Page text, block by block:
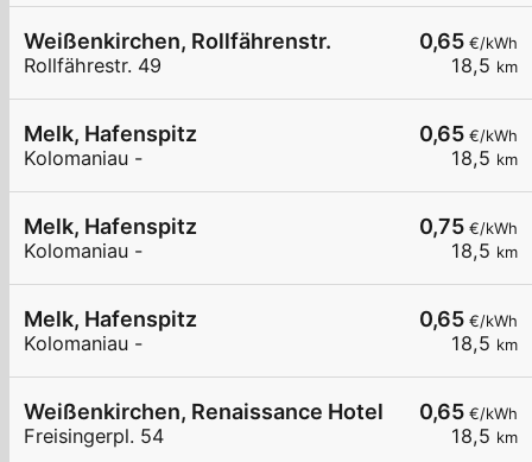
0,65 €/kWh
18,5 km
Weißenkirchen, Rollfährenstr.
Rollfährestr. 49
0,65 €/kWh
18,5 km
Melk, Hafenspitz
Kolomaniau -
0,75 €/kWh
18,5 km
Melk, Hafenspitz
Kolomaniau -
0,65 €/kWh
18,5 km
Melk, Hafenspitz
Kolomaniau -
0,65 €/kWh
18,5 km
Weißenkirchen, Renaissance Hotel
Freisingerpl. 54